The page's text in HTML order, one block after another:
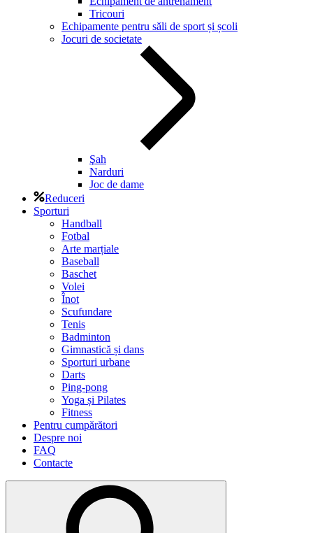
Tricouri
Echipamente pentru săli de sport și școli
Jocuri de societate
Şah
Narduri
Joc de dame
Reduceri
Sporturi
Handball
Fotbal
Arte marțiale
Baseball
Baschet
Volei
Înot
Scufundare
Tenis
Badminton
Gimnastică și dans
Sporturi urbane
Darts
Ping-pong
Yoga și Pilates
Fitness
Pentru cumpărători
Despre noi
FAQ
Contacte